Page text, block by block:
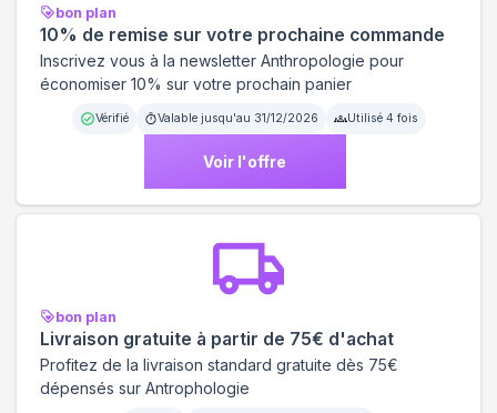
bon plan
10% de remise sur votre prochaine commande
Inscrivez vous à la newsletter Anthropologie pour
économiser 10% sur votre prochain panier
Vérifié Valable jusqu'au 31/12/2026 Utilisé 4 fois
Voir l'offre
bon plan
Livraison gratuite à partir de 75€ d'achat
Profitez de la livraison standard gratuite dès 75€
dépensés sur Antrophologie